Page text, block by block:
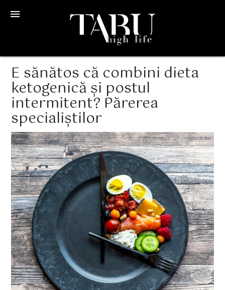
menu
E sănătos că combini dieta
ketogenică și postul
intermitent? Părerea
specialiștilor